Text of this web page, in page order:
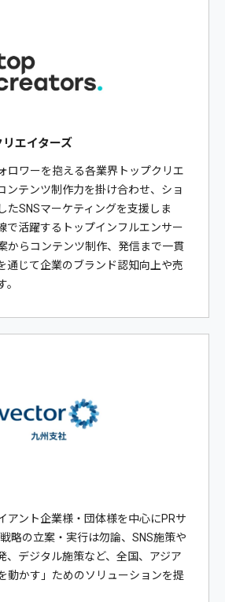
エイターズ
ロワーを抱える各業界トップクリエ
ンテンツ制作力を掛け合わせ、ショ
たSNSマーケティングを支援しま
で活躍するトップインフルエンサー
からコンテンツ制作、発信まで一貫
通じて企業のブランド認知向上や売
アント企業様・団体様を中心にPRサ
略の立案・実行は勿論、SNS施策や
、デジタル施策など、全国、アジア
動かす」ためのソリューションを提